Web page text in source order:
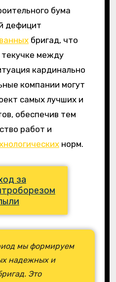
бума
дефицит
бригад, что
текучке между
кардинально
компании могут
самых лучших и
обеспечив тем
работ и
норм.
за
мы формируем
надежных и
Это